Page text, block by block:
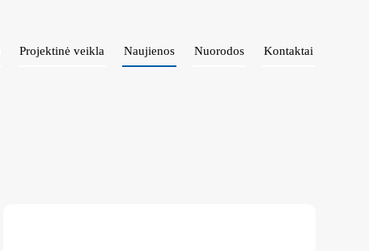
Projektinė veikla Naujienos Nuorodos Kontaktai